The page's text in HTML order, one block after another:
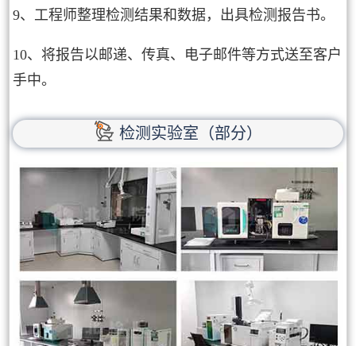
9、工程师整理检测结果和数据，出具检测报告书。
10、将报告以邮递、传真、电子邮件等方式送至客户
手中。
检测实验室（部分）